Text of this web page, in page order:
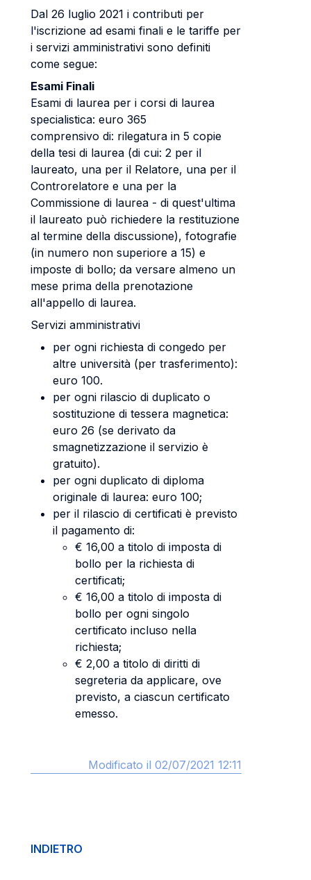
Dal 26 luglio 2021 i contributi per
l'iscrizione ad esami finali e le tariffe per
i servizi amministrativi sono definiti
come segue:
Esami Finali
Esami di laurea per i corsi di laurea
specialistica: euro 365
comprensivo di: rilegatura in 5 copie
della tesi di laurea (di cui: 2 per il
laureato, una per il Relatore, una per il
Controrelatore e una per la
Commissione di laurea - di quest'ultima
il laureato può richiedere la restituzione
al termine della discussione), fotografie
(in numero non superiore a 15) e
imposte di bollo; da versare almeno un
mese prima della prenotazione
all'appello di laurea.
Servizi amministrativi
per ogni richiesta di congedo per
altre università (per trasferimento):
euro 100.
per ogni rilascio di duplicato o
sostituzione di tessera magnetica:
euro 26 (se derivato da
smagnetizzazione il servizio è
gratuito).
per ogni duplicato di diploma
originale di laurea: euro 100;
per il rilascio di certificati è previsto
il pagamento di:
€ 16,00 a titolo di imposta di
bollo per la richiesta di
certificati;
€ 16,00 a titolo di imposta di
bollo per ogni singolo
certificato incluso nella
richiesta;
€ 2,00 a titolo di diritti di
segreteria da applicare, ove
previsto, a ciascun certificato
emesso.
Modificato il 02/07/2021 12:11
INDIETRO